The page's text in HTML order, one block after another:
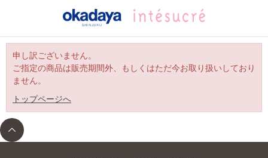
申し訳ございません。
ご指定の商品は販売期間外、もしくはただ今お取り扱いしており
ません。
トップページへ